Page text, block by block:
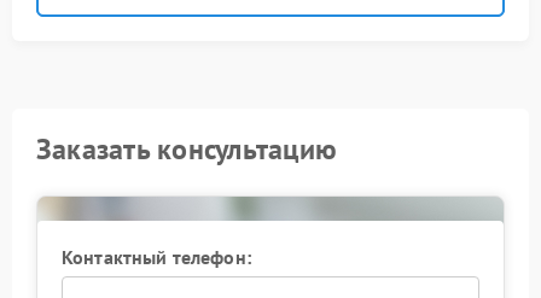
Заказать консультацию
Контактный телефон: